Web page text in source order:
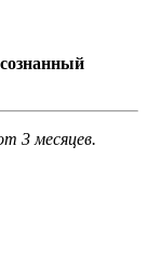
3 месяцев.